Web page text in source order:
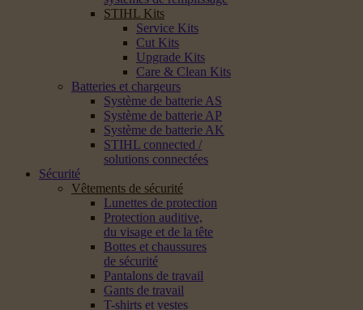
STIHL Kits
Service Kits
Cut Kits
Upgrade Kits
Care & Clean Kits
Batteries et chargeurs
Système de batterie AS
Système de batterie AP
Système de batterie AK
STIHL connected /
solutions connectées
Sécurité
Vêtements de sécurité
Lunettes de protection
Protection auditive,
du visage et de la tête
Bottes et chaussures
de sécurité
Pantalons de travail
Gants de travail
T-shirts et vestes